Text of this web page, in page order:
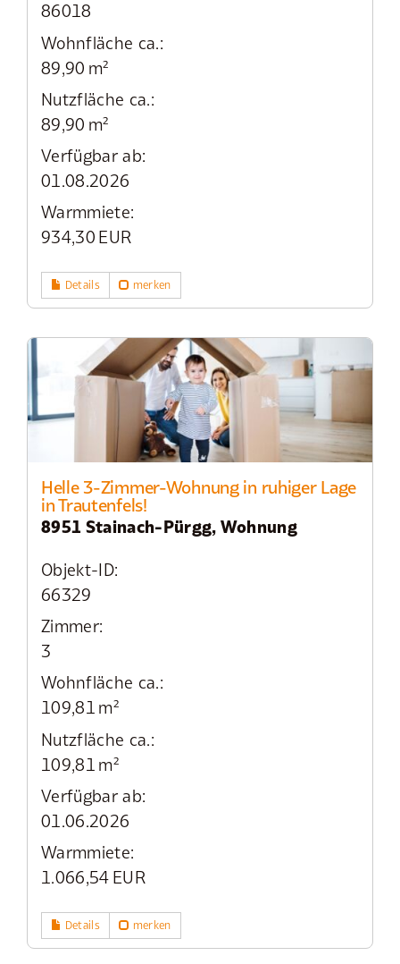
86018
Wohnfläche ca.:
89,90 m²
Nutzfläche ca.:
89,90 m²
Verfügbar ab:
01.08.2026
Warmmiete:
934,30 EUR
Details merken
Helle 3-Zimmer-Wohnung in ruhiger Lage
in Trautenfels!
8951 Stainach-Pürgg, Wohnung
Objekt-ID:
66329
Zimmer:
3
Wohnfläche ca.:
109,81 m²
Nutzfläche ca.:
109,81 m²
Verfügbar ab:
01.06.2026
Warmmiete:
1.066,54 EUR
Details merken